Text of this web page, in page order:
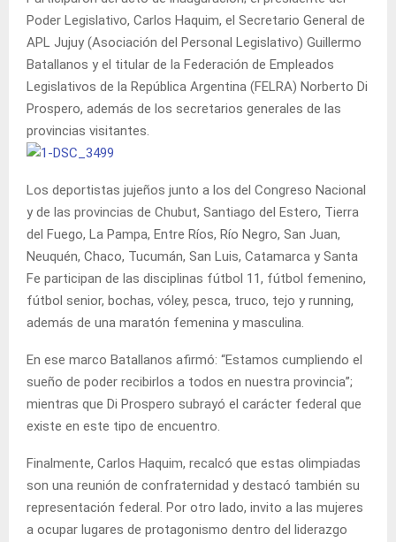
Poder Legislativo, Carlos Haquim, el Secretario General de
APL Jujuy (Asociación del Personal Legislativo) Guillermo
Batallanos y el titular de la Federación de Empleados
Legislativos de la República Argentina (FELRA) Norberto Di
Prospero, además de los secretarios generales de las
provincias visitantes.
Los deportistas jujeños junto a los del Congreso Nacional
y de las provincias de Chubut, Santiago del Estero, Tierra
del Fuego, La Pampa, Entre Ríos, Río Negro, San Juan,
Neuquén, Chaco, Tucumán, San Luis, Catamarca y Santa
Fe participan de las disciplinas fútbol 11, fútbol femenino,
fútbol senior, bochas, vóley, pesca, truco, tejo y running,
además de una maratón femenina y masculina.
En ese marco Batallanos afirmó: “Estamos cumpliendo el
sueño de poder recibirlos a todos en nuestra provincia”;
mientras que Di Prospero subrayó el carácter federal que
existe en este tipo de encuentro.
Finalmente, Carlos Haquim, recalcó que estas olimpiadas
son una reunión de confraternidad y destacó también su
representación federal. Por otro lado, invito a las mujeres
a ocupar lugares de protagonismo dentro del liderazgo